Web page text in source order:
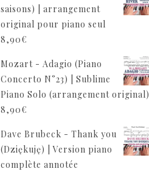
saisons) | arrangement
original pour piano seul
8,90€
Mozart - Adagio (Piano
Concerto N°23) | Sublime
Piano Solo (arrangement original)
8,90€
Dave Brubeck - Thank you
(Dziękuję) | Version piano
complète annotée